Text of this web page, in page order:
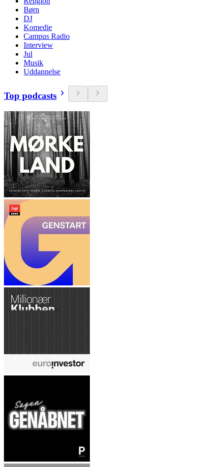
Børn
DJ
Komedie
Campus Radio
Interview
Jul
Musik
Uddannelse
Top podcasts